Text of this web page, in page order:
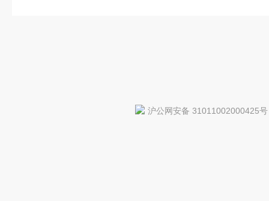
沪公网安备 31011002000425号